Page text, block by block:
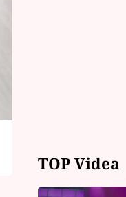
TOP Videa